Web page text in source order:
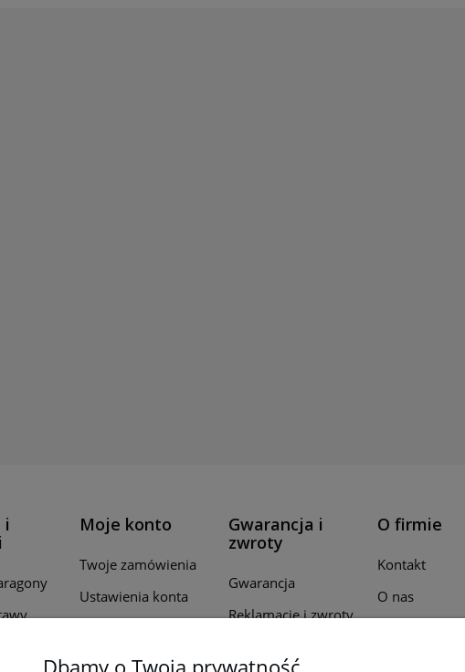
i
Moje konto
Twoje zamówienia
Ustawienia konta
Gwarancja i
zwroty
Gwarancja
Reklamacje i zwroty
O firmie
Kontakt
O nas